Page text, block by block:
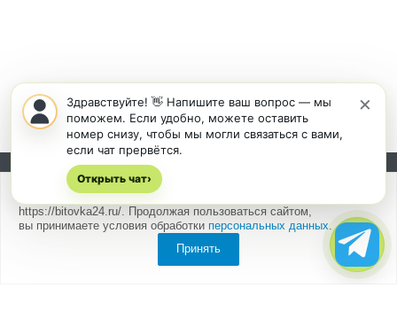
Подписывайтесь на новости и акции:
используем cookiesдля быстрой и удобной работы сайта
https://bitovka24.ru/. Продолжая пользоваться сайтом,
вы принимаете условия обработки персональных данных.
Принять
×
Здравствуйте! 👋 Напишите ваш вопрос — мы
поможем. Если удобно, можете оставить
номер снизу, чтобы мы могли связаться с вами,
если чат прервётся.
Открыть чат›